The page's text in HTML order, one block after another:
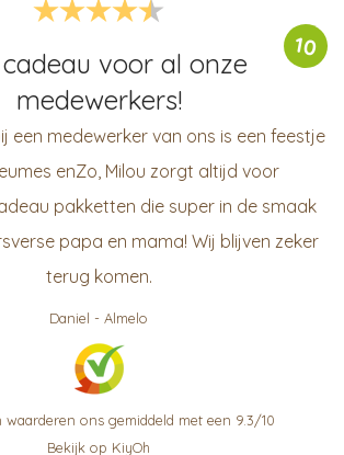
10
cadeau voor al onze
medewerkers!
een medewerker van ons is een feestje
enZo, Milou zorgt altijd voor
pakketten die super in de smaak
papa en mama! Wij blijven zeker
terug komen.
Daniel - Almelo
waarderen ons gemiddeld met een 9.3/10
Bekijk op KiyOh